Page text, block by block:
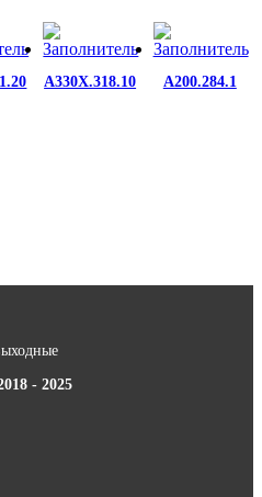
A330X.318.10 A200.284.1
- 2025